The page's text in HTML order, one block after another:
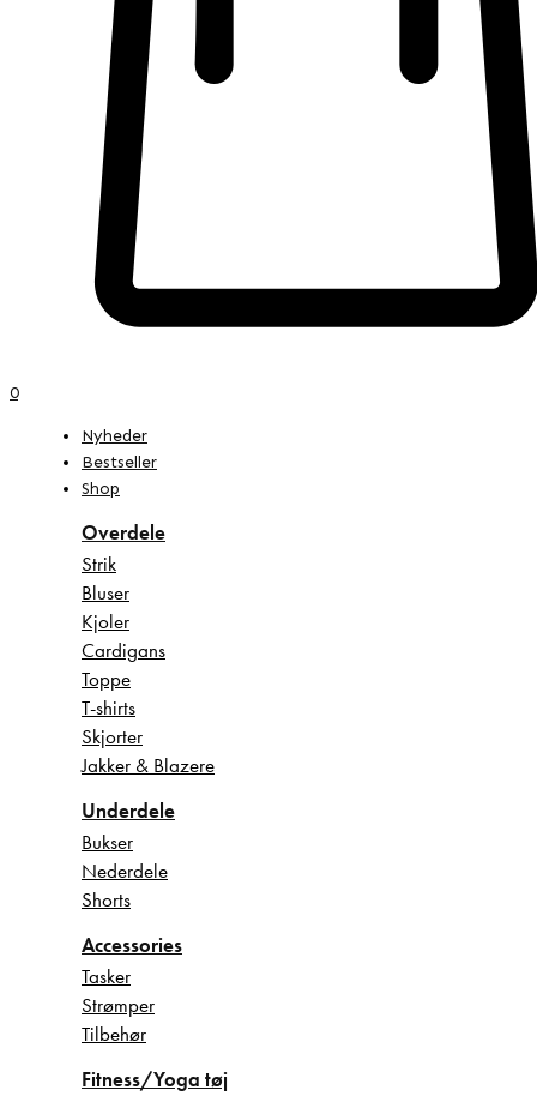
0
Nyheder
Bestseller
Shop
Overdele
Strik
Bluser
Kjoler
Cardigans
Toppe
T-shirts
Skjorter
Jakker & Blazere
Underdele
Bukser
Nederdele
Shorts
Accessories
Tasker
Strømper
Tilbehør
Fitness/Yoga tøj